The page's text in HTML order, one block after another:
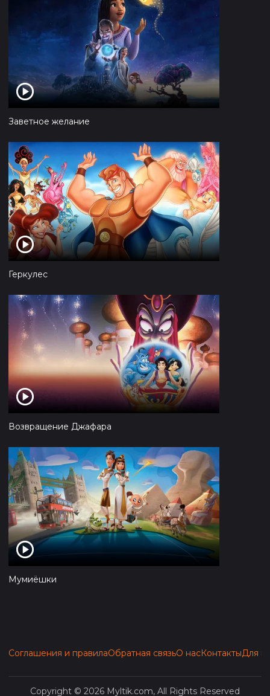
Заветное желание
Геркулес
Возвращение Джафара
Мумиёшки
Соглашения и правилаОбратная связьО насКонтактыДля
Copyright © 2026 Myltik.com, All Rights Reserved